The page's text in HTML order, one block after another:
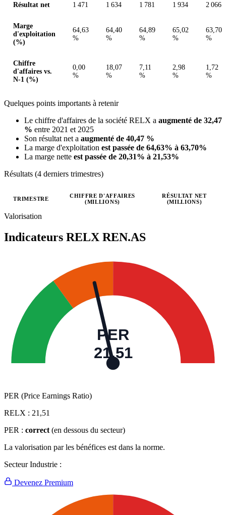
Résultat net 1 471 1 634 1 781 1 934 2 066
Marge
d'exploitation
(%)
64,63
%
64,40
%
64,89
%
65,02
%
63,70
%
Chiffre
d'affaires vs.
N-1 (%)
0,00
%
18,07
%
7,11
%
2,98
%
1,72
%
Quelques points importants à retenir
Le chiffre d'affaires de la société RELX a augmenté de 32,47
% entre 2021 et 2025
Son résultat net a augmenté de 40,47 %
La marge d'exploitation est passée de 64,63% à 63,70%
La marge nette est passée de 20,31% à 21,53%
Résultats (4 derniers trimestres)
Valeurs trimestrielles en millions (GBX)
TRIMESTRE
CHIFFRE D'AFFAIRES
(MILLIONS)
RÉSULTAT NET
(MILLIONS)
Valorisation
Indicateurs RELX REN.AS
PER
21,51
PER (Price Earnings Ratio)
RELX : 21,51
PER : correct (en dessous du secteur)
La valorisation par les bénéfices est dans la norme.
Secteur Industrie :
Devenez Premium